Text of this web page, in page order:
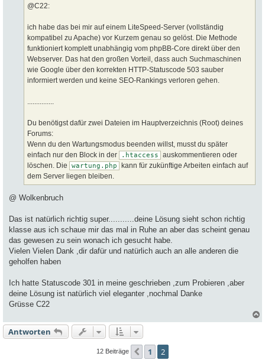
@C22:
ich habe das bei mir auf einem LiteSpeed-Server (vollständig
kompatibel zu Apache) vor Kurzem genau so gelöst. Die Methode
funktioniert komplett unabhängig vom phpBB-Core direkt über den
Webserver. Das hat den großen Vorteil, dass auch Suchmaschinen
wie Google über den korrekten HTTP-Statuscode 503 sauber
informiert werden und keine SEO-Rankings verloren gehen.
...............
Du benötigst dafür zwei Dateien im Hauptverzeichnis (Root) deines
Forums:
Wenn du den Wartungsmodus beenden willst, musst du später
einfach nur den Block in der
.htaccess
auskommentieren oder
löschen. Die
wartung.php
kann für zukünftige Arbeiten einfach auf
dem Server liegen bleiben.
@ Wolkenbruch
Das ist natürlich richtig super...........deine Lösung sieht schon richtig
klasse aus ich schaue mir das mal in Ruhe an aber das scheint genau
das gewesen zu sein wonach ich gesucht habe.
Vielen Vielen Dank ,dir dafür und natürlich auch an alle anderen die
geholfen haben
Ich hatte Statuscode 301 in meine geschrieben ,zum Probieren ,aber
deine Lösung ist natürlich viel eleganter ,nochmal Danke
Grüsse C22
a
Antworten
12 Beiträge Vorherige
1 2